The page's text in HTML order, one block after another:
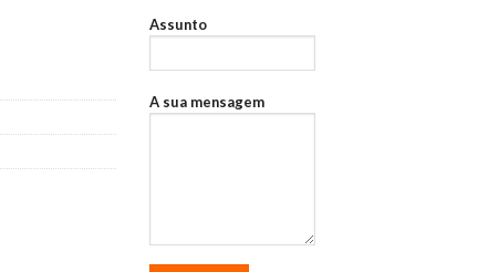
Assunto
A sua mensagem